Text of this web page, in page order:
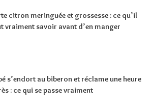
citron meringuée et grossesse : ce qu’il
vraiment savoir avant d’en manger
s’endort au biberon et réclame une heure
: ce qui se passe vraiment